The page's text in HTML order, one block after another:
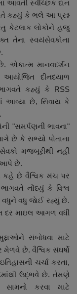
આવતી સ્વૈચ્છિક દાન
કહ્યું કે ભલે આ પ્રશ્ન
કેટલાક લોકોને હજુ
તેના સ્વયંસેવકોના
એકાત્મ માનવદર્શન
આયોજિત દીનદયાળ
કહ્યું કે RSS
આવ્યા છે, સિવાય કે
"સમર્પણની ભાવના"
છે કે સભ્યો પોતાના
મજબૂરીથી નહીં
આપે છે.
કહે છે વૈશ્વિક મંચ પર
નોંધ્યું કે વિશ્વ
વધુને વધુ જાેઈ રહ્યું છે.
દર માઇલ આગળ વધી
સંબોધવા માટે
છે. વૈશ્વિક સંઘર્ષો
ચર્ચા કરતા,
ઉદ્ભવે છે. તેમણે
કરવા માટે